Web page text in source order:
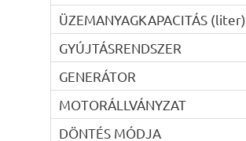
ÜZEMANYAGKAPACITÁS (liter)
GYÚJTÁSRENDSZER
GENERÁTOR
MOTORÁLLVÁNYZAT
DÖNTÉS MÓDJA